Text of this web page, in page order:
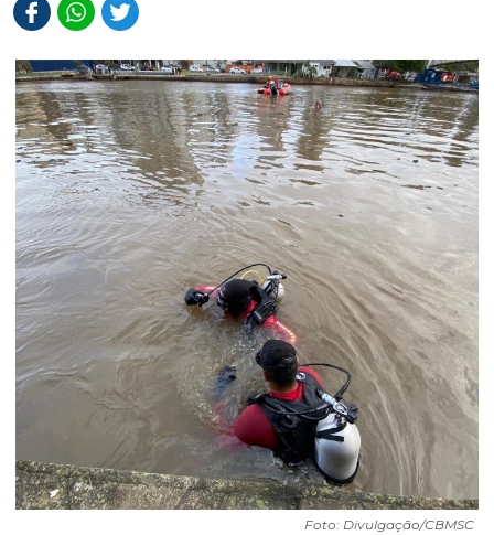
Foto: Divulgação/CBMSC